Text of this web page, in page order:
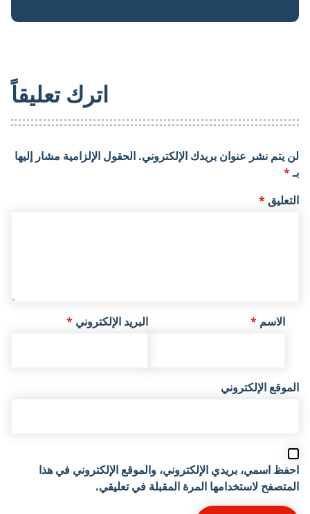
اترك تعليقاً
لن يتم نشر عنوان بريدك الإلكتروني. الحقول الإلزامية مشار إليها
بـ*
التعليق*
الاسم * البريد الإلكتروني *
الموقع الإلكتروني
احفظ اسمي، بريدي الإلكتروني، والموقع الإلكتروني في هذا
المتصفح لاستخدامها المرة المقبلة في تعليقي.